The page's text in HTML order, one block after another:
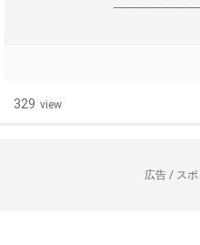
329 view
広告 / ス